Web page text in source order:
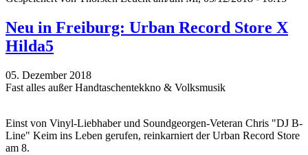
Neu in Freiburg: Urban Record Store X
Hilda5
05. Dezember 2018
Fast alles außer Handtaschentekkno & Volksmusik
Einst von Vinyl-Liebhaber und Soundgeorgen-Veteran Chris "DJ B-
Line" Keim ins Leben gerufen, reinkarniert der Urban Record Store
am 8.